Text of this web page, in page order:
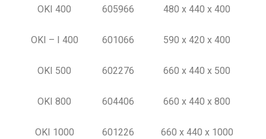
OKI 400 605966 480 x 440 x 400
OKI – I 400 601066 590 x 420 x 400
OKI 500 602276 660 x 440 x 500
OKI 800 604406 660 x 440 x 800
OKI 1000 601226 660 x 440 x 1000